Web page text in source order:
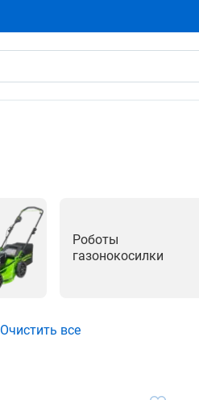
Роботы
газонокосилки
Очистить все